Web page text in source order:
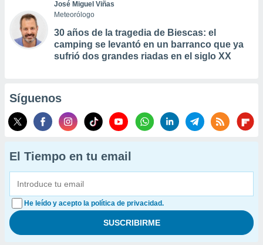
José Miguel Viñas
Meteorólogo
30 años de la tragedia de Biescas: el
camping se levantó en un barranco que ya
sufrió dos grandes riadas en el siglo XX
Síguenos
El Tiempo en tu email
He leído y acepto la política de privacidad.